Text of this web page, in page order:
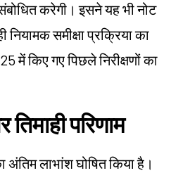
करेगी। इसने यह भी नोट
नियामक समीक्षा प्रक्रिया का
में किए गए पिछले निरीक्षणों का
परिणाम
अंतिम लाभांश घोषित किया है।